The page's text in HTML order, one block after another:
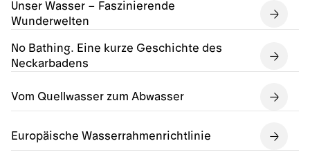
Unser Wasser – Faszinierende
Wunderwelten
No Bathing. Eine kurze Geschichte des
Neckarbadens
Vom Quellwasser zum Abwasser
Europäische Wasserrahmenrichtlinie